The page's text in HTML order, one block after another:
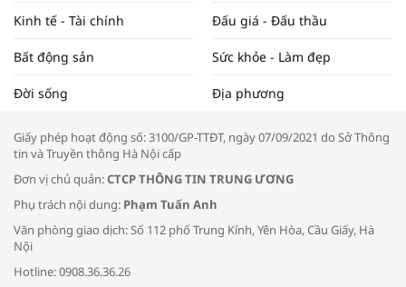
Tọa đàm “Xúc tiến thương mại: Khơi
Bác sĩ tư vấn cách phòng tránh bệnh
đường hô hấp trong thời tiết giao mùa
Kinh tế - Tài chính Đấu giá - Đấu thầu
Bất động sản Sức khỏe - Làm đẹp
Đời sống Địa phương
Giấy phép hoạt động số: 3100/GP-TTĐT, ngày 07/09/2021 do Sở Thông
tin và Truyền thông Hà Nội cấp
Đơn vị chủ quản:CTCP THÔNG TIN TRUNG ƯƠNG
Phụ trách nội dung: Phạm Tuấn Anh
Văn phòng giao dịch: Số 112 phố Trung Kính, Yên Hòa, Cầu Giấy, Hà
Nội
Hotline: 0908.36.36.26